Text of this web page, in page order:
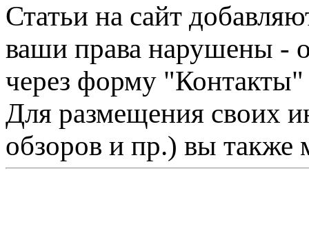
Статьи на сайт
ваши права нарушены -
через форму "Контакты"
Для размещения своих
обзоров и пр.) вы также